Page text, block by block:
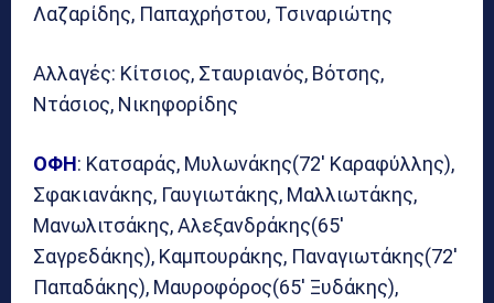
Λαζαρίδης, Παπαχρήστου, Τσιναριώτης
Αλλαγές: Κίτσιος, Σταυριανός, Βότσης,
Ντάσιος, Νικηφορίδης
ΟΦΗ: Κατσαράς, Μυλωνάκης(72′ Καραφύλλης),
Σφακιανάκης, Γαυγιωτάκης, Μαλλιωτάκης,
Μανωλιτσάκης, Αλεξανδράκης(65′
Σαγρεδάκης), Καμπουράκης, Παναγιωτάκης(72′
Παπαδάκης), Μαυροφόρος(65′ Ξυδάκης),